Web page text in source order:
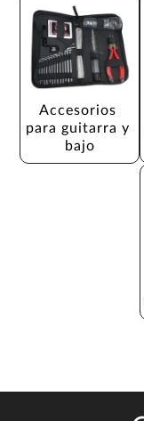
Accesorios
para guitarra y
bajo